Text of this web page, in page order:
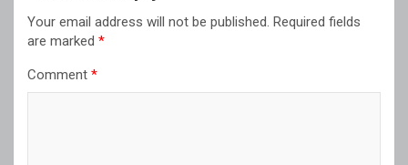
Your email address will not be published. Required fields
are marked *
Comment *